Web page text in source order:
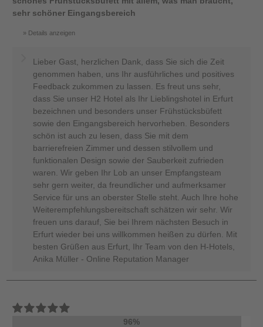
sehr schöner Eingangsbereich
Details anzeigen
Lieber Gast, herzlichen Dank, dass Sie sich die Zeit
genommen haben, uns Ihr ausführliches und positives
Feedback zukommen zu lassen. Es freut uns sehr,
dass Sie unser H2 Hotel als Ihr Lieblingshotel in Erfurt
bezeichnen und besonders unser Frühstücksbüfett
sowie den Eingangsbereich hervorheben. Besonders
schön ist auch zu lesen, dass Sie mit dem
barrierefreien Zimmer und dessen stilvollem und
funktionalen Design sowie der Sauberkeit zufrieden
waren. Wir geben Ihr Lob an unser Empfangsteam
sehr gern weiter, da freundlicher und aufmerksamer
Service für uns an oberster Stelle steht. Auch Ihre hohe
Weiterempfehlungsbereitschaft schätzen wir sehr. Wir
freuen uns darauf, Sie bei Ihrem nächsten Besuch in
Erfurt wieder bei uns willkommen heißen zu dürfen. Mit
besten Grüßen aus Erfurt, Ihr Team von den H-Hotels,
Anika Müller - Online Reputation Manager
96%